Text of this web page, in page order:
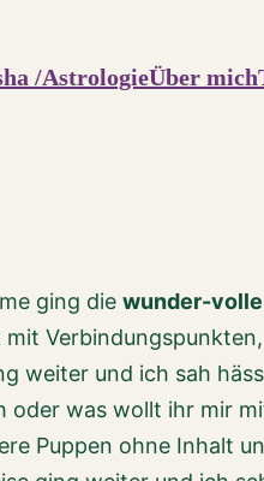
/AstrologieÜber mich
ging die wunder-volle
weiter und ich sah
was wollt ihr mir
Puppen ohne Inhalt